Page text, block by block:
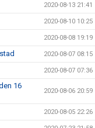
2020-08-13 21:41
2020-08-10 10:25
2020-08-08 19:19
2020-08-07 08:15
2020-08-07 07:36
16
2020-08-06 20:59
2020-08-05 22:26